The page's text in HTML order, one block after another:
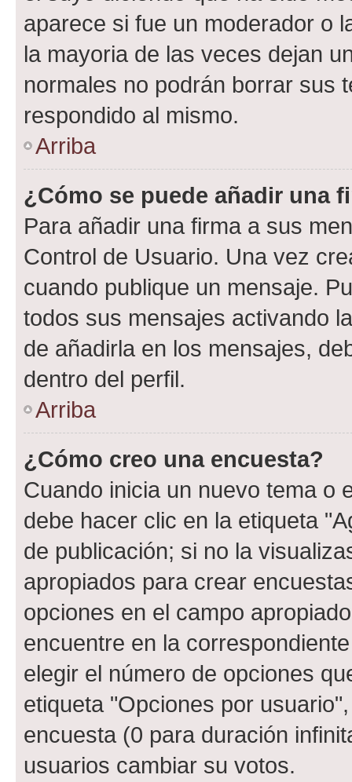
aparece si fue un moderador o
la mayoria de las veces dejan
normales no podrán borrar sus
respondido al mismo.
Arriba
¿Cómo se puede añadir una
Para añadir una firma a sus
Control de Usuario. Una vez
cuando publique un mensaje.
todos sus mensajes activando
de añadirla en los mensajes,
dentro del perfil.
Arriba
¿Cómo creo una encuesta?
Cuando inicia un nuevo tema o
debe hacer clic en la etiqueta
de publicación; si no la
apropiados para crear
opciones en el campo
encuentre en la
elegir el número de opciones
etiqueta "Opciones por
encuesta (0 para duración
usuarios cambiar su votos.